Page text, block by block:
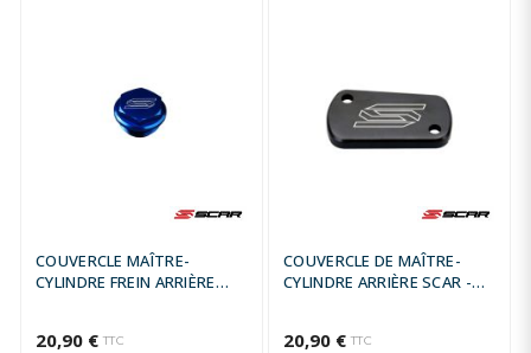
COUVERCLE MAÎTRE-
CYLINDRE FREIN ARRIÈRE
20,90 € TTC
COUVERCLE DE MAÎTRE-
CYLINDRE ARRIÈRE SCAR -
20,90 € TTC